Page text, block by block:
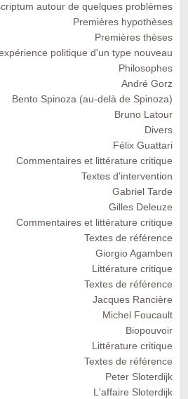
autour de quelques problèmes
Premières hypothèses
Premières thèses
politique d'un type nouveau
Philosophes
André Gorz
Bento Spinoza (au-delà de Spinoza)
Bruno Latour
Divers
Félix Guattari
Commentaires et littérature critique
Textes d'intervention
Gabriel Tarde
Gilles Deleuze
Commentaires et littérature critique
Textes de référence
Giorgio Agamben
Littérature critique
Textes de référence
Jacques Rancière
Michel Foucault
Biopouvoir
Littérature critique
Textes de référence
Peter Sloterdijk
L'affaire Sloterdijk